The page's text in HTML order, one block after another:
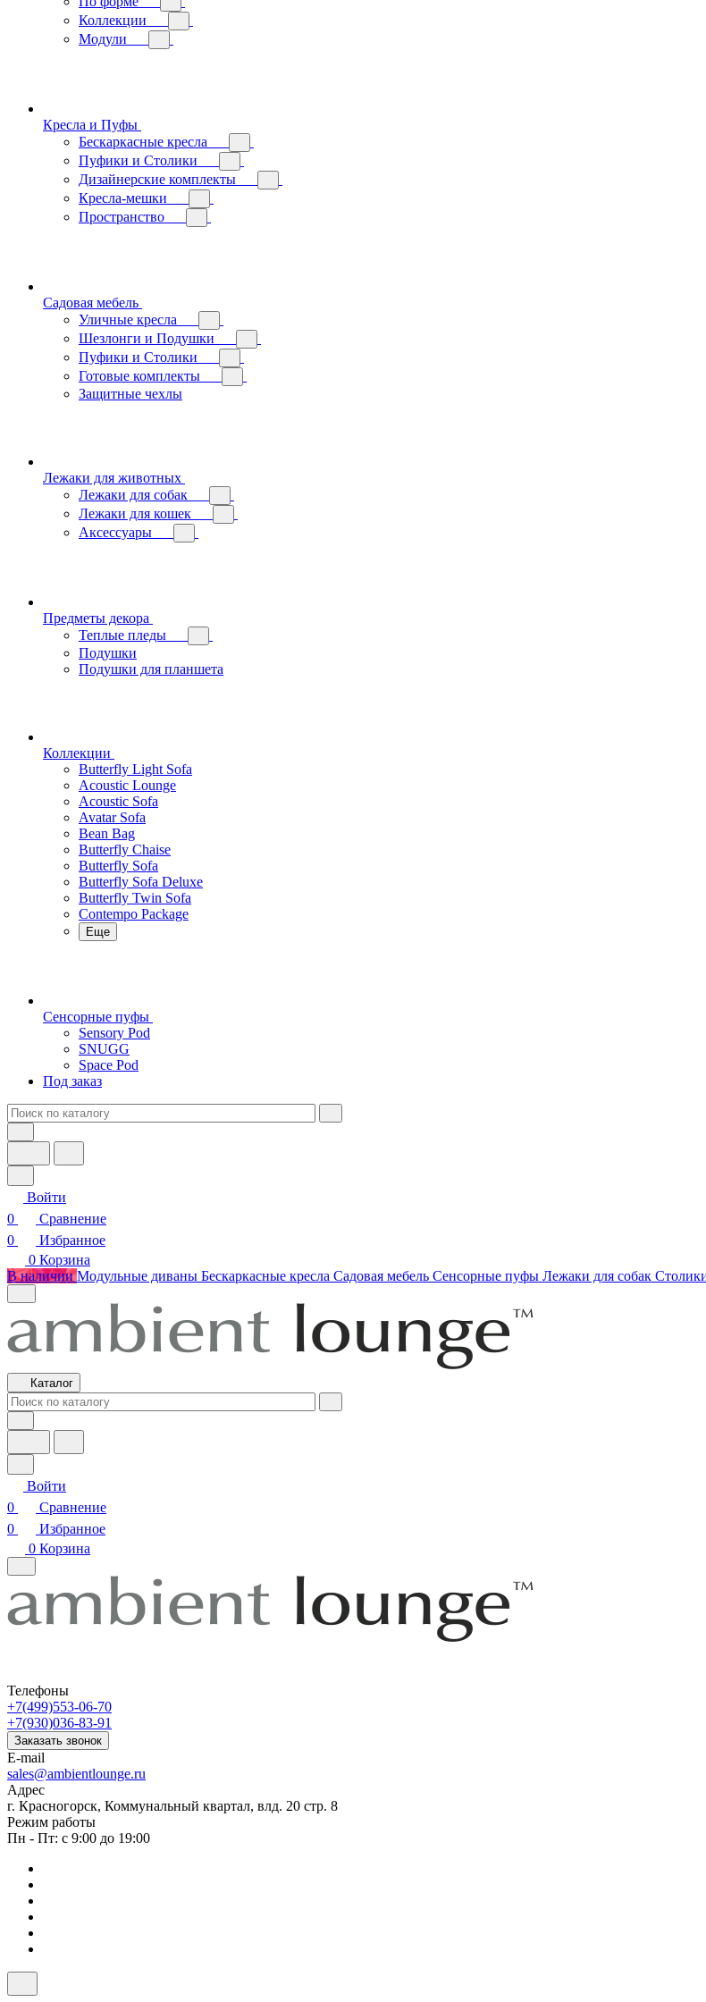
Коллекции
Модули
Кресла и Пуфы
Бескаркасные кресла
Пуфики и Столики
Дизайнерские комплекты
Кресла-мешки
Пространство
Садовая мебель
Уличные кресла
Шезлонги и Подушки
Пуфики и Столики
Готовые комплекты
Защитные чехлы
Лежаки для животных
Лежаки для собак
Лежаки для кошек
Аксессуары
Предметы декора
Теплые пледы
Подушки
Подушки для планшета
Коллекции
Butterfly Light Sofa
Acoustic Lounge
Acoustic Sofa
Avatar Sofa
Bean Bag
Butterfly Chaise
Butterfly Sofa
Butterfly Sofa Deluxe
Butterfly Twin Sofa
Contempo Package
Еще
Сенсорные пуфы
Sensory Pod
SNUGG
Space Pod
Под заказ
Войти
0
Сравнение
0
Избранное
0 Корзина
В наличии Модульные диваны Бескаркасные кресла Садовая мебель Сенсорные пуфы Лежаки для собак
Каталог
Войти
0
Сравнение
0
Избранное
0 Корзина
Телефоны
+7(499)553-06-70
+7(930)036-83-91
Заказать звонок
E-mail
sales@ambientlounge.ru
Адрес
г. Красногорск, Коммунальный квартал, влд. 20 стр. 8
Режим работы
Пн - Пт: с 9:00 до 19:00